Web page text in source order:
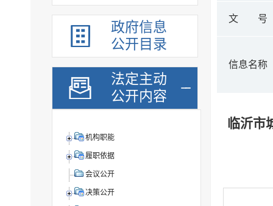
政府信息
公开目录
法定主动
公开内容
机构职能
履职依据
会议公开
决策公开
文 号
信息名称
临沂市